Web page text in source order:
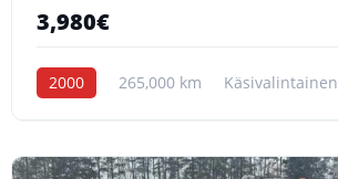
3,980€
2000 265,000 km Käsivalintainen